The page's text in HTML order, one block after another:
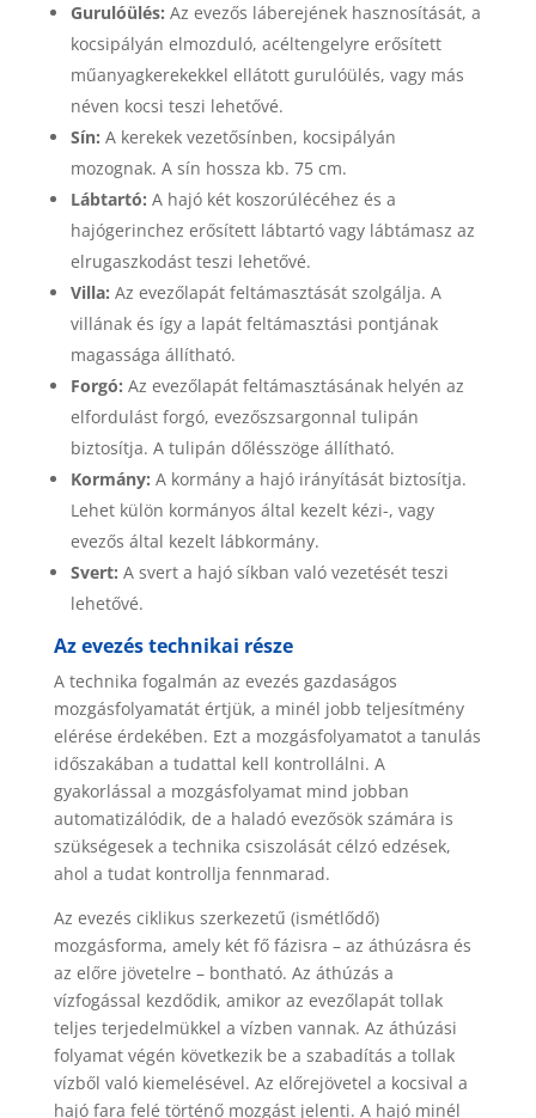
Gurulóülés: Az evezős láberejének hasznosítását, a
kocsipályán elmozduló, acéltengelyre erősített
műanyagkerekekkel ellátott gurulóülés, vagy más
néven kocsi teszi lehetővé.
Sín: A kerekek vezetősínben, kocsipályán
mozognak. A sín hossza kb. 75 cm.
Lábtartó: A hajó két koszorúlécéhez és a
hajógerinchez erősített lábtartó vagy lábtámasz az
elrugaszkodást teszi lehetővé.
Villa: Az evezőlapát feltámasztását szolgálja. A
villának és így a lapát feltámasztási pontjának
magassága állítható.
Forgó: Az evezőlapát feltámasztásának helyén az
elfordulást forgó, evezőszsargonnal tulipán
biztosítja. A tulipán dőlésszöge állítható.
Kormány: A kormány a hajó irányítását biztosítja.
Lehet külön kormányos által kezelt kézi-, vagy
evezős által kezelt lábkormány.
Svert: A svert a hajó síkban való vezetését teszi
lehetővé.
Az evezés technikai része
A technika fogalmán az evezés gazdaságos
mozgásfolyamatát értjük, a minél jobb teljesítmény
elérése érdekében. Ezt a mozgásfolyamatot a tanulás
időszakában a tudattal kell kontrollálni. A
gyakorlással a mozgásfolyamat mind jobban
automatizálódik, de a haladó evezősök számára is
szükségesek a technika csiszolását célzó edzések,
ahol a tudat kontrollja fennmarad.
Az evezés ciklikus szerkezetű (ismétlődő)
mozgásforma, amely két fő fázisra – az áthúzásra és
az előre jövetelre – bontható. Az áthúzás a
vízfogással kezdődik, amikor az evezőlapát tollak
teljes terjedelmükkel a vízben vannak. Az áthúzási
folyamat végén következik be a szabadítás a tollak
vízből való kiemelésével. Az előrejövetel a kocsival a
hajó fara felé történő mozgást jelenti. A hajó minél